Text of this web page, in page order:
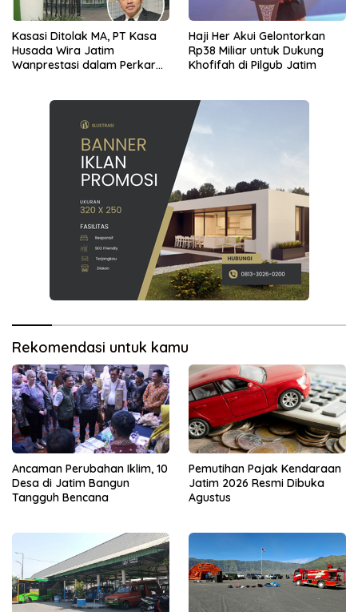
Kasasi Ditolak MA, PT Kasa
Husada Wira Jatim
Wanprestasi dalam Perkara
Haji Her Akui Gelontorkan
Rp38 Miliar untuk Dukung
Khofifah di Pilgub Jatim
Rekomendasi untuk kamu
Ancaman Perubahan Iklim, 10
Desa di Jatim Bangun
Tangguh Bencana
Pemutihan Pajak Kendaraan
Jatim 2026 Resmi Dibuka
Agustus